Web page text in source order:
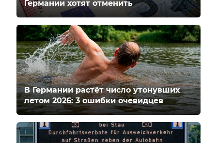
Германии хотят отменить
В Германии растёт число утонувших
летом 2026: 3 ошибки очевидцев